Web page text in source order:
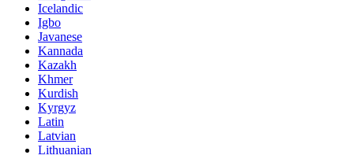
Icelandic
Igbo
Javanese
Kannada
Kazakh
Khmer
Kurdish
Kyrgyz
Latin
Latvian
Lithuanian